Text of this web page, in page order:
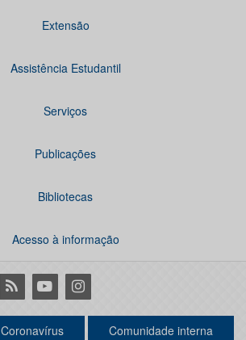
Extensão
Assistência Estudantil
Serviços
Publicações
Bibliotecas
Acesso à informação
RSS YoutubeInstagram
Coronavírus Comunidade interna